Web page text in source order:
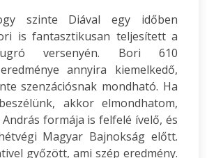
szinte Diával egy időben
is fantasztikusan teljesített a
versenyén. Bori 610
annyira kiemelkedő,
szenzációsnak mondható. Ha
akkor elmondhatom,
formája is felfelé ívelő, és
Magyar Bajnokság előtt.
győzött, ami szép eredmény.